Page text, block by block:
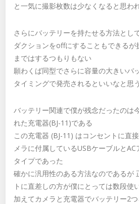
と一気に撮影枚数は少なくなると思わ
さらにバッテリーを持たせる方法とし
ダクションをoffにすることもできるが
まではするつもりもない
願わくば同型でさらに容量の大きいバ
タイミングで発売されるといいなと思う
バッテリー関連で僕が残念だったのは
れた充電器(BJ-11)である
この充電器 (BJ-11) はコンセントに直
メラに付属しているUSBケーブルと
タイプであった
確かに汎用性のある方法なのであるが
トに直差しの方が僕にとっては数段使
加えてカメラと充電器でバッテリー2